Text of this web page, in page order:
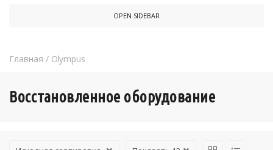
OPEN SIDEBAR
Главная / Olympus
Восстановленное оборудование